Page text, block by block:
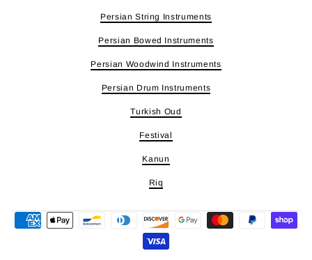
Persian String Instruments
Persian Bowed Instruments
Persian Woodwind Instruments
Persian Drum Instruments
Turkish Oud
Festival
Kanun
Riq